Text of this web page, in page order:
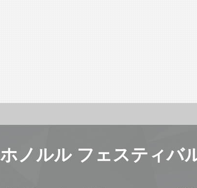
ホノルル フェスティバ